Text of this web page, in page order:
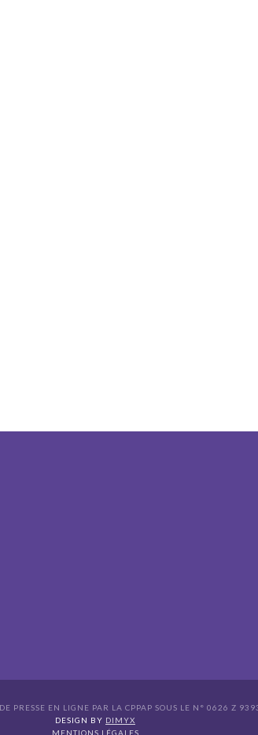
PRESSE EN LIGNE PAR LA CPPAP SOUS LE N° 0626 Z
DESIGN BY DIMYX
MENTIONS LÉGALES